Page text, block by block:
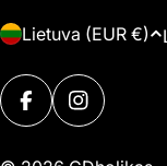
Š
l
i
Lietuva (EUR €)
Mokėjimo
būdaiFACEBOOK